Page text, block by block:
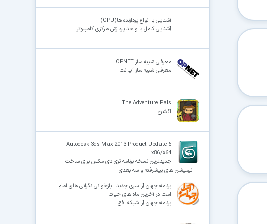
آشنایی با انواع پردازنده ها(CPU)
آشنایی کامل با واحد پردازش مرکزی کامپیوتر
معرفی شبیه ساز OPNET
معرفی شبیه ساز آپ نت
The Adventure Pals
اکشن
Autodesk 3ds Max 2013 Product Update 6
x86/x64
جدیدترین نسخه برنامه تری دی مکس برای ساخت
انیمیشن های پیشرفته و سه بعدی
برنامه جهان آرا سری جدید | بازخوانی نگرانی های امام
امت در آخرین ماه های حیات
برنامه جهان آرا شبکه افق